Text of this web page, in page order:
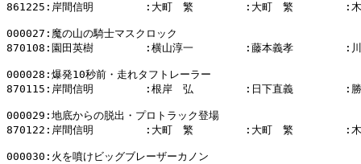
861225:岸間信明        :大町　繁        :大町　繁        :木
000027:魔の山の騎士マスクロック
870108:園田英樹        :横山淳一        :藤本義孝        :川
000028:爆発10秒前・走れタフトレーラー
870115:岸間信明        :根岸　弘        :日下直義        :勝
000029:地底からの脱出・プロトラック登場
870122:岸間信明        :大町　繁        :大町　繁        :木
000030:火を噴けビッグブレーザーカノン